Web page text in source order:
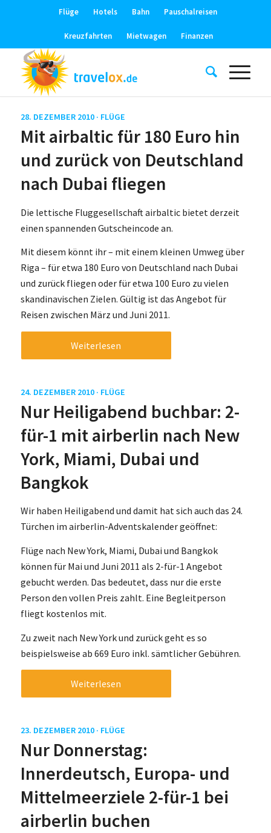
Flüge Hotels Bahn Pauschalreisen
Kreuzfahrten Mietwagen Finanzen
28. DEZEMBER 2010 · FLÜGE
Mit airbaltic für 180 Euro hin
und zurück von Deutschland
nach Dubai fliegen
Die lettische Fluggesellschaft airbaltic bietet derzeit
einen spannenden Gutscheincode an.
Mit diesem könnt ihr – mit einem kleinen Umweg über
Riga – für etwa 180 Euro von Deutschland nach Dubai
und zurück fliegen oder für etwa 100 Euro zu vielen
skandinavischen Zielen. Gültig ist das Angebot für
Reisen zwischen März und Juni 2011.
Weiterlesen
24. DEZEMBER 2010 · FLÜGE
Nur Heiligabend buchbar: 2-
für-1 mit airberlin nach New
York, Miami, Dubai und
Bangkok
Wir haben Heiligabend und damit hat sich auch das 24.
Türchen im airberlin-Adventskalender geöffnet:
Flüge nach New York, Miami, Dubai und Bangkok
können für Mai und Juni 2011 als 2-für-1 Angebot
gebucht werden. Das bedeutet, dass nur die erste
Person den vollen Preis zahlt. Eine Begleitperson
fliegt kostenlos mit.
Zu zweit nach New York und zurück geht es so
beispielsweise ab 669 Euro inkl. sämtlicher Gebühren.
Weiterlesen
23. DEZEMBER 2010 · FLÜGE
Nur Donnerstag:
Innerdeutsch, Europa- und
Mittelmeerziele 2-für-1 bei
airberlin buchen